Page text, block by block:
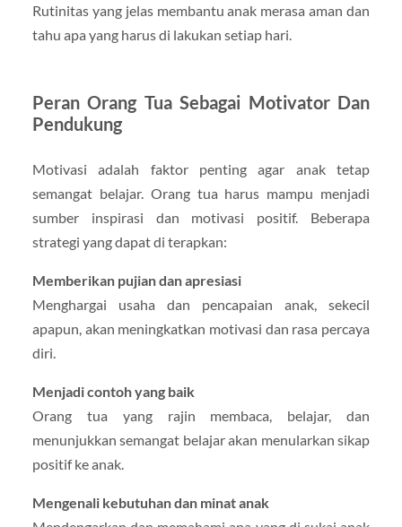
Rutinitas yang jelas membantu anak merasa aman dan
tahu apa yang harus di lakukan setiap hari.
Peran Orang Tua Sebagai Motivator Dan
Pendukung
Motivasi adalah faktor penting agar anak tetap
semangat belajar. Orang tua harus mampu menjadi
sumber inspirasi dan motivasi positif. Beberapa
strategi yang dapat di terapkan:
Memberikan pujian dan apresiasi
Menghargai usaha dan pencapaian anak, sekecil
apapun, akan meningkatkan motivasi dan rasa percaya
diri.
Menjadi contoh yang baik
Orang tua yang rajin membaca, belajar, dan
menunjukkan semangat belajar akan menularkan sikap
positif ke anak.
Mengenali kebutuhan dan minat anak